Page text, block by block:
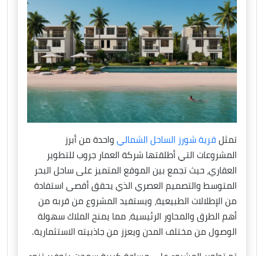
تمثل قرية شورز الساحل الشمالي واحدة من أبرز
المشروعات التي أطلقتها شركة العمار جروب للتطوير
العقاري، حيث تجمع بين الموقع المتميز على ساحل البحر
المتوسط والتصميم العصري الذي يحقق أقصى استفادة
من الإطلالات الطبيعية، ويستفيد المشروع من قربه من
أهم الطرق والمحاور الرئيسية، مما يمنح الملاك سهولة
الوصول من مختلف المدن ويعزز من جاذبيته الاستثمارية.